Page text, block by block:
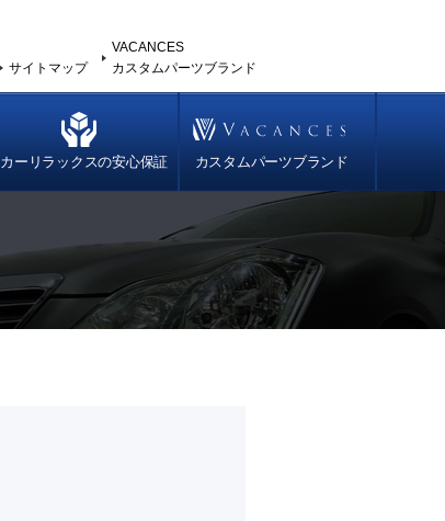
サイトマップ
VACANCES
カスタムパーツブランド
カーリラックスの安心保証 カスタムパーツブランド